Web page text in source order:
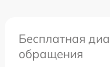
Бесплатная
обращения